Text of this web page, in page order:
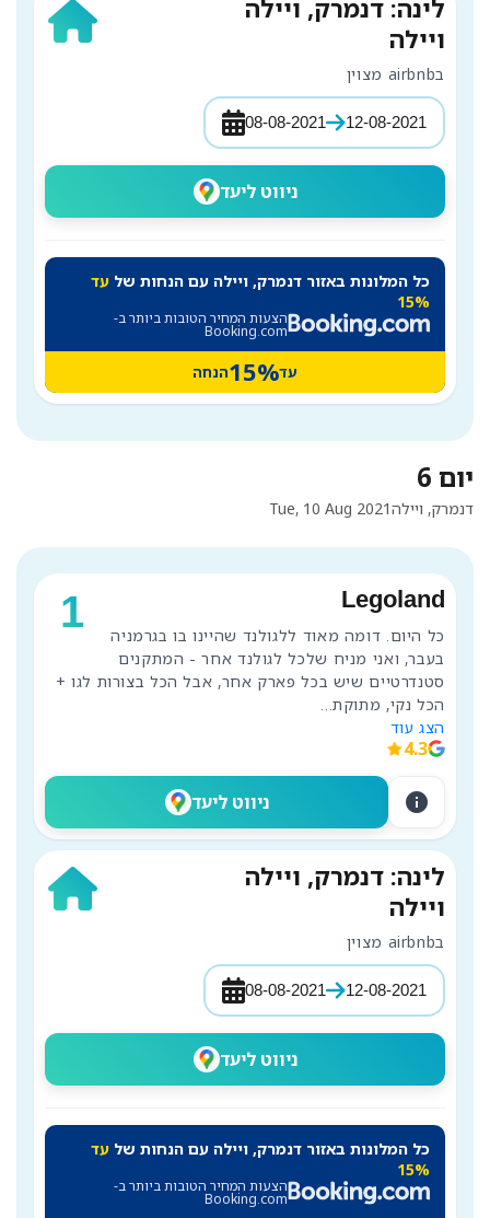
לינה: דנמרק, ויילה
ויילה
בairbnb מצוין
08-08-2021 12-08-2021
ניווט ליעד
כל המלונות באזור דנמרק, ויילה עם הנחות של עד
15%
הצעות המחיר הטובות ביותר ב-
Booking.com
עד15%הנחה
יום 6
Tue, 10 Aug 2021דנמרק, ויילה
1 Legoland
כל היום. דומה מאוד ללגולנד שהיינו בו בגרמניה
הכל נקי, מתוקת...
הצג עוד
4.3
ניווט ליעד info
לינה: דנמרק, ויילה
ויילה
בairbnb מצוין
08-08-2021 12-08-2021
ניווט ליעד
כל המלונות באזור דנמרק, ויילה עם הנחות של עד
15%
הצעות המחיר הטובות ביותר ב-
Booking.com